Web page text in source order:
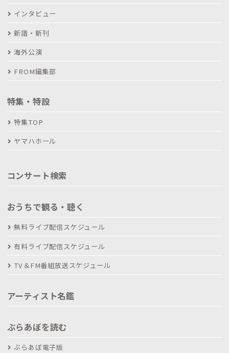
インタビュー
新譜・新刊
海外公演
FROM編集部
特集・特設
特集TOP
ヤマハホール
コンサート検索
おうちで観る・聴く
無料ライブ配信スケジュール
有料ライブ配信スケジュール
TV＆FM番組放送スケジュール
アーティスト名鑑
ぶらあぼを読む
ぶらあぼ電子版